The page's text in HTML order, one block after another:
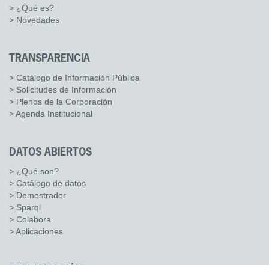
> ¿Qué es?
> Novedades
TRANSPARENCIA
> Catálogo de Información Pública
> Solicitudes de Información
> Plenos de la Corporación
> Agenda Institucional
DATOS ABIERTOS
> ¿Qué son?
> Catálogo de datos
> Demostrador
> Sparql
> Colabora
> Aplicaciones